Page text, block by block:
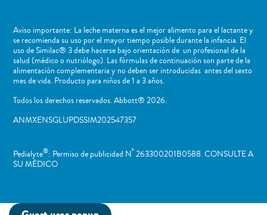
Aviso importante: La leche materna es el mejor alimento para el lactante y
se recomienda su uso por el mayor tiempo posible durante la infancia. El
uso de Similac® 3 debe hacerse bajo orientación de un profesional de la
salud (médico o nutriólogo). Las fórmulas de continuación son parte de la
alimentación complementaria y no deben ser introducidas antes del sexto
mes de vida. Producto para niños de 1 a 3 años.
Todos los derechos reservados. Abbott® 2026.
ANMXENSGLUPDSSIM202547357
Pedialyte®: Permiso de publicidad Nº 263300201B0588. CONSULTE A
SU MÉDICO